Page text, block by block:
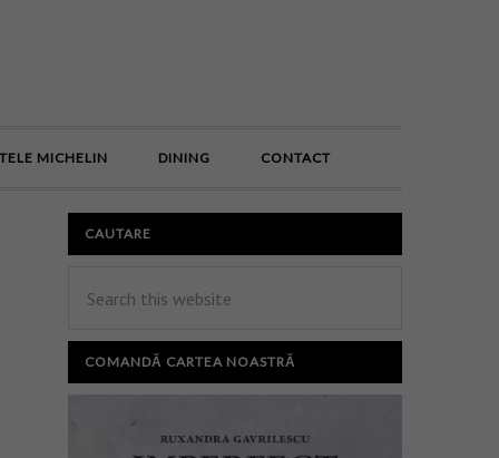
MICHELIN DINING CONTACT
CAUTARE
COMANDĂ CARTEA NOASTRĂ